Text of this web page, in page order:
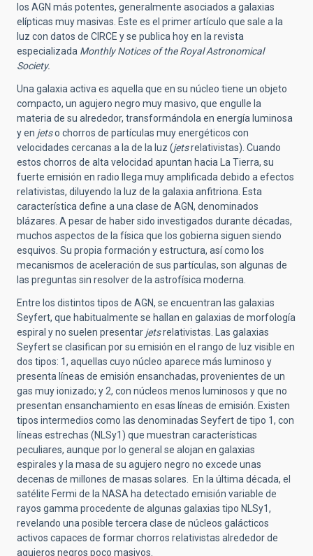
los AGN más potentes, generalmente asociados a galaxias
elípticas muy masivas. Este es el primer artículo que sale a la
luz con datos de CIRCE y se publica hoy en la revista
especializada Monthly Notices of the Royal Astronomical
Society.
Una galaxia activa es aquella que en su núcleo tiene un objeto
compacto, un agujero negro muy masivo, que engulle la
materia de su alrededor, transformándola en energía luminosa
y en jetso chorros de partículas muy energéticos con
velocidades cercanas a la de la luz (jetsrelativistas). Cuando
estos chorros de alta velocidad apuntan hacia La Tierra, su
fuerte emisión en radio llega muy amplificada debido a efectos
relativistas, diluyendo la luz de la galaxia anfitriona. Esta
característica define a una clase de AGN, denominados
blázares. A pesar de haber sido investigados durante décadas,
muchos aspectos de la física que los gobierna siguen siendo
esquivos. Su propia formación y estructura, así como los
mecanismos de aceleración de sus partículas, son algunas de
las preguntas sin resolver de la astrofísica moderna.
Entre los distintos tipos de AGN, se encuentran las galaxias
Seyfert, que habitualmente se hallan en galaxias de morfología
espiral y no suelen presentar jetsrelativistas. Las galaxias
Seyfert se clasifican por su emisión en el rango de luz visible en
dos tipos: 1, aquellas cuyo núcleo aparece más luminoso y
presenta líneas de emisión ensanchadas, provenientes de un
gas muy ionizado; y 2, con núcleos menos luminosos y que no
presentan ensanchamiento en esas líneas de emisión. Existen
tipos intermedios como las denominadas Seyfert de tipo 1, con
líneas estrechas (NLSy1) que muestran características
peculiares, aunque por lo general se alojan en galaxias
espirales y la masa de su agujero negro no excede unas
decenas de millones de masas solares. En la última década, el
satélite Fermi de la NASA ha detectado emisión variable de
rayos gamma procedente de algunas galaxias tipo NLSy1,
revelando una posible tercera clase de núcleos galácticos
activos capaces de formar chorros relativistas alrededor de
agujeros negros poco masivos.